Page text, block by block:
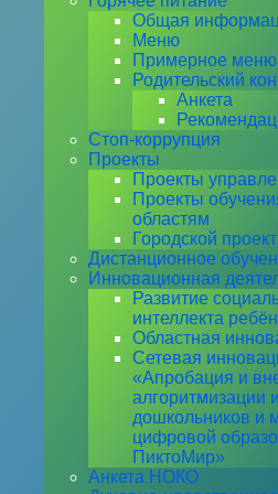
Общая
Меню
Примерное меню
Родительский
Анкета
Стоп-коррупция
Проекты
Проекты
Проекты
областям
Городской
Дистанционное
Инновационная
Развитие
интеллекта
Областная
Сетевая
«Апробация и
алгоритмизации
дошкольников и
цифровой
ПиктоМир»
Анкета НОКО